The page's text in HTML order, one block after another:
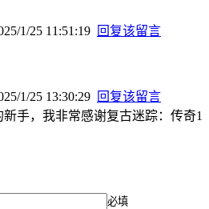
1/25 11:51:19 回复该留言
1/25 13:30:29 回复该留言
手，我非常感谢复古迷踪：传奇1
必填